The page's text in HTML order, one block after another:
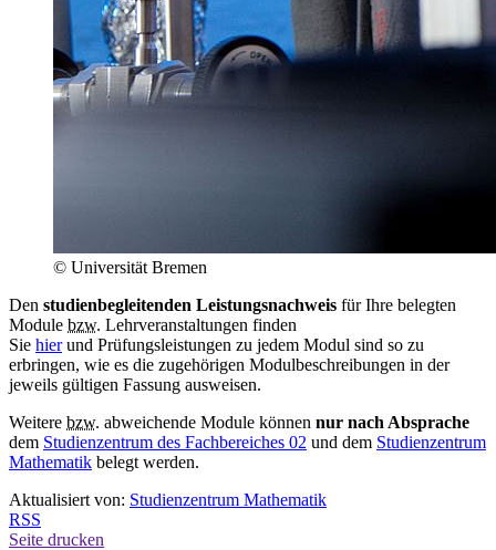
© Universität Bremen
Den studienbegleitenden Leistungsnachweis für Ihre belegten
Module bzw. Lehrveranstaltungen finden
Sie hierund Prüfungsleistungen zu jedem Modul sind so zu
erbringen, wie es die zugehörigen Modulbeschreibungen in der
jeweils gültigen Fassung ausweisen.
Weitere bzw. abweichende Module können nur nach Absprache
dem Studienzentrum des Fachbereiches 02 und dem Studienzentrum
Mathematik belegt werden.
Aktualisiert von: Studienzentrum Mathematik
RSS
Seite drucken